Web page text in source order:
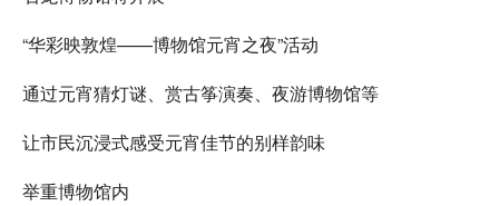
“华彩映敦煌——博物馆元宵之夜”活动
通过元宵猜灯谜、赏古筝演奏、夜游博物馆等
让市民沉浸式感受元宵佳节的别样韵味
举重博物馆内